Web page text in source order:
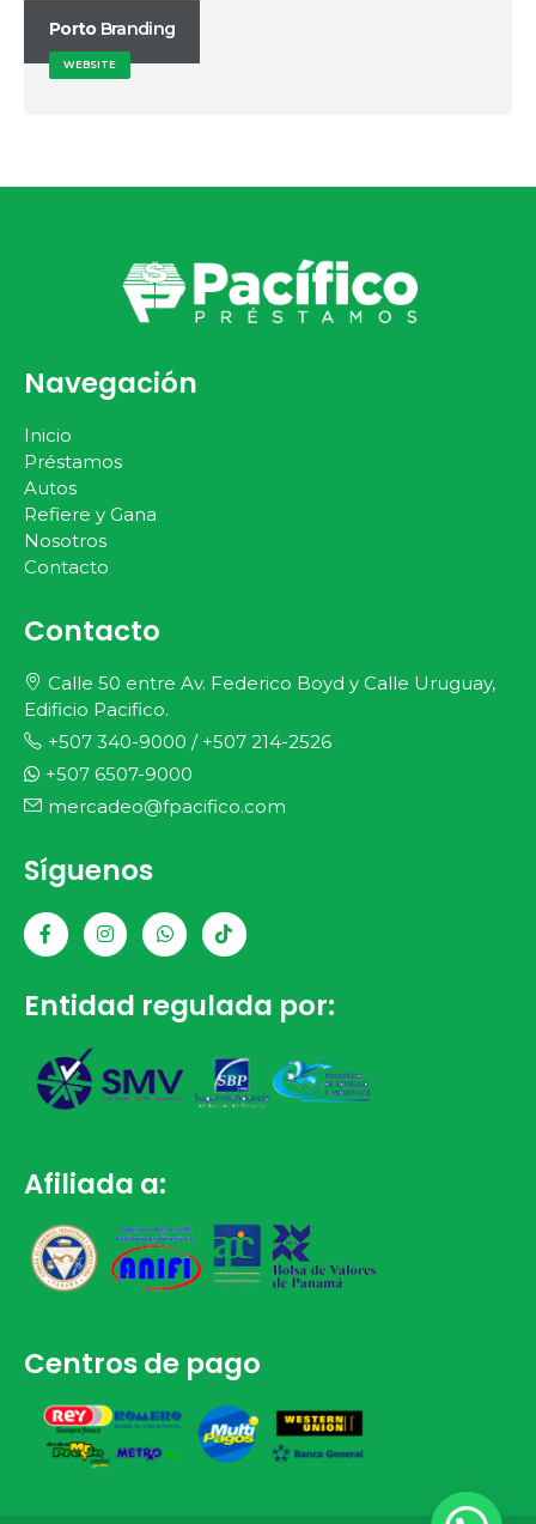
PortoBranding
WEBSITE
Navegación
Inicio
Préstamos
Autos
Refiere y Gana
Nosotros
Contacto
Contacto
Calle 50 entre Av. Federico Boyd y Calle Uruguay,
Edificio Pacifico.
+507 340-9000 / +507 214-2526
+507 6507-9000
mercadeo@fpacifico.com
Síguenos
Entidad regulada por:
Afiliada a:
Centros de pago